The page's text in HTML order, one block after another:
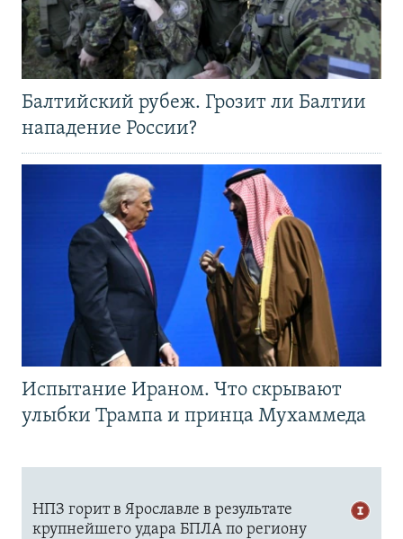
Балтийский рубеж. Грозит ли Балтии
нападение России?
Испытание Ираном. Что скрывают
улыбки Трампа и принца Мухаммеда